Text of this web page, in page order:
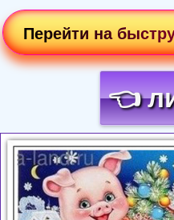
Перейти на
👈